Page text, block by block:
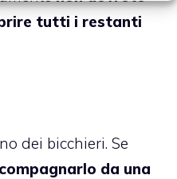
tutti i restanti
dei bicchieri. Se
da una